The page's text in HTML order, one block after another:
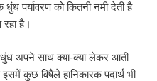
पर्यावरण को कितनी नमी देती है
है।
अपने साथ क्या-क्या लेकर आती
कुछ विषैले हानिकारक पदार्थ भी